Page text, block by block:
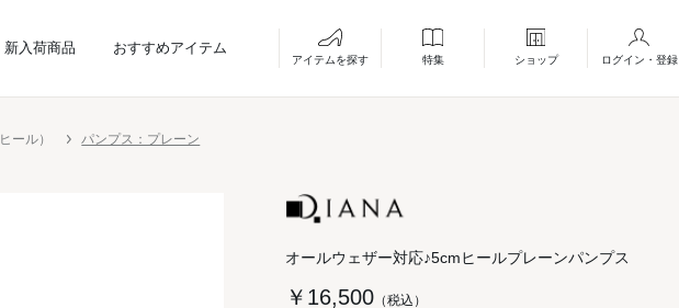
新入荷商品 おすすめアイテム
アイテムを探す 特集 ショップ ログイン・登録
ール） パンプス：プレーン
オールウェザー対応♪5cmヒールプレーンパンプス
￥16,500 （税込）